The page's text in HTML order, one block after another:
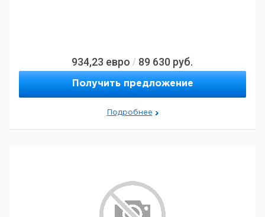
934,23 евро / 89 630 руб.
Получить предложение
Подробнее